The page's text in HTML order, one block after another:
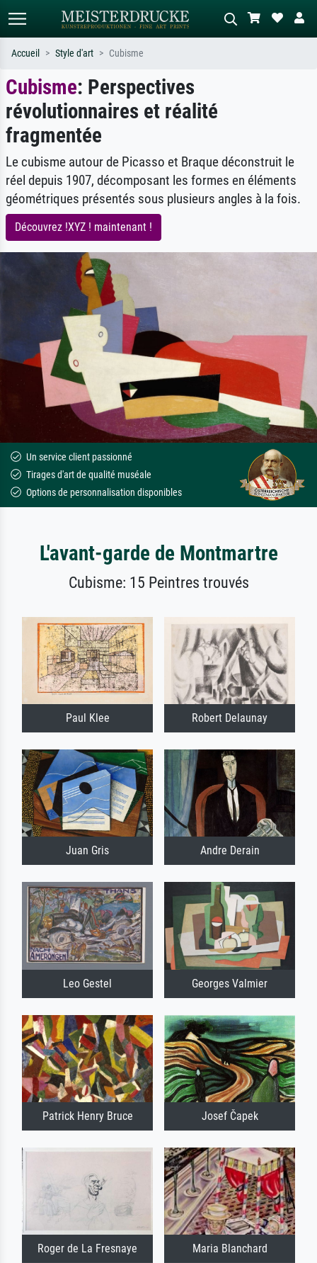
Recherche standard
Recherchez par artiste, titre ou style –
ex. Monet, Nuit étoilée,
impressionnisme, vague de Hokusai,
nu.
Décrivez la scène – ex. prairie verte,
abstrait avec beaucoup de rouge,
Accueil Style d'art Cubisme
Cubisme: Perspectives
révolutionnaires et réalité
fragmentée
Le cubisme autour de Picasso et Braque déconstruit le
réel depuis 1907, décomposant les formes en éléments
géométriques présentés sous plusieurs angles à la fois.
Découvrez !XYZ ! maintenant !
Un service client passionné
Tirages d'art de qualité muséale
Options de personnalisation disponibles
L'avant-garde de Montmartre
Cubisme: 15 Peintres trouvés
Paul Klee Robert Delaunay
Juan Gris Andre Derain
Leo Gestel Georges Valmier
Patrick Henry Bruce Josef Čapek
Roger de La Fresnaye Maria Blanchard